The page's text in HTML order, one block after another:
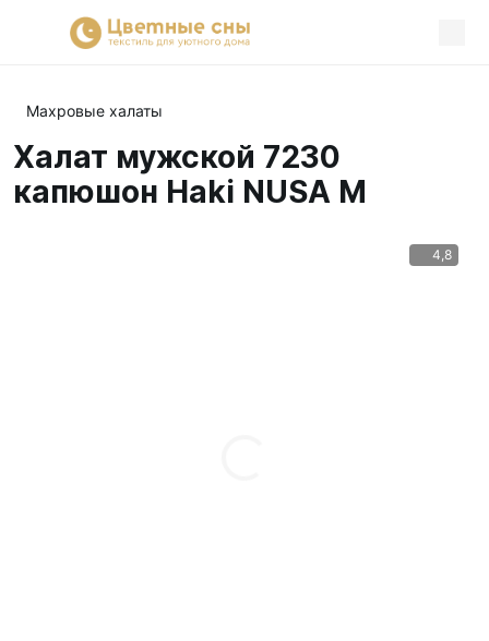
Махровые халаты
Халат мужской 7230
капюшон Haki NUSA M
4,8